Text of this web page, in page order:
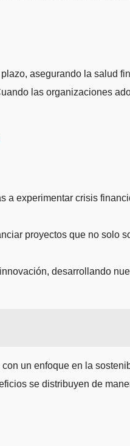
asegurando la salud
las organizaciones
experimentar crisis
proyectos que no solo
desarrollando
un enfoque en la
se distribuyen de